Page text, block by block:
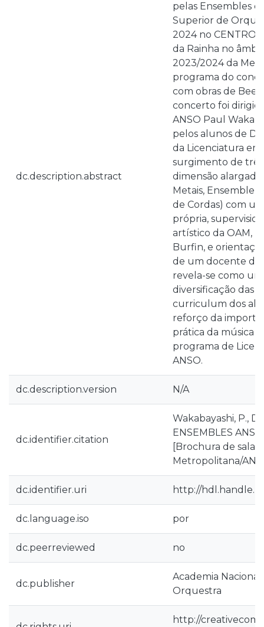
dc.description.abstract
pelas Ensembles
Superior de
2024 no CENTRO
da Rainha no
2023/2024 da
programa do
com obras de
concerto foi
ANSO Paul
pelos alunos de
da Licenciatura em
surgimento de
dimensão
Metais, Ensemble
de Cordas) com
própria,
artístico da OAM,
Burfin, e
de um docente da
revela-se como
diversificação das
curriculum dos
reforço da
prática da música
programa de
ANSO.
dc.description.version N/A
dc.identifier.citation
Wakabayashi, P.,
ENSEMBLES
[Brochura de sala].
Metropolitana/
dc.identifier.uri http://
dc.language.iso por
dc.peerreviewed no
dc.publisher
Academia
Orquestra
http://